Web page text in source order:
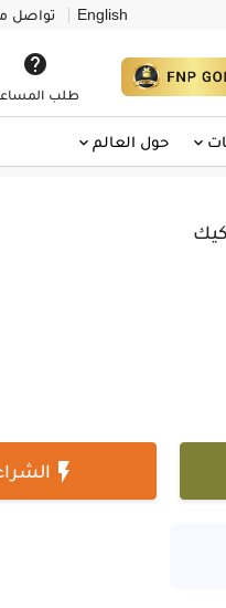
English تواصل

طلب
حول العالم
